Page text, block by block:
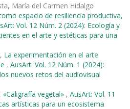
María del Carmen Hidalgo
espacio de resiliencia productiva,
Vol. 12 Núm. 2 (2024): Ecología y
en el arte y estéticas para una
La experimentación en el arte
, AusArt: Vol. 12 Núm. 1 (2024):
nuevos retos del audiovisual
«Caligrafía vegetal» , AusArt: Vol. 11
artísticas para un ecosistema